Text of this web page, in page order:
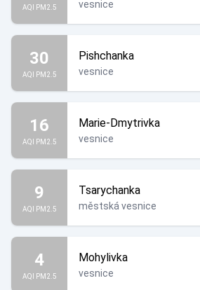
AQI PM2.5 vesnice
30
AQI PM2.5
Pishchanka
vesnice
16
AQI PM2.5
Marie-Dmytrivka
vesnice
9
AQI PM2.5
Tsarychanka
městská vesnice
4
AQI PM2.5
Mohylivka
vesnice